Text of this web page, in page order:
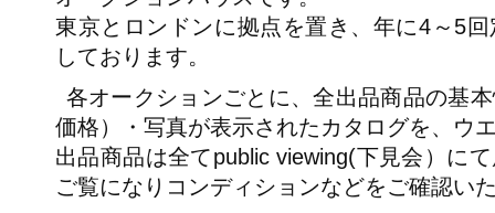
東京とロンドンに拠点を置き、年に4～5
しております。
各オークションごとに、全出品商品の基
価格）・写真が表示されたカタログを、ウ
出品商品は全てpublic viewing(下見会）に
ご覧になりコンディションなどをご確認い